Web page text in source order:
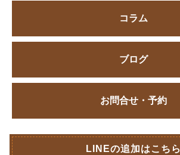
コラム
ブログ
お問合せ・予約
LINEの追加はこちら